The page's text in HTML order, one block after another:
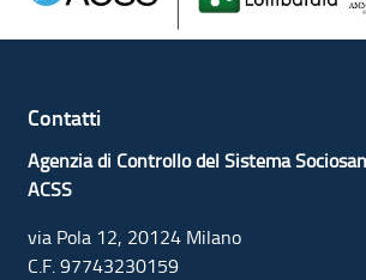
Contatti
Agenzia di Controllo del Sistema
ACSS
via Pola 12, 20124 Milano
C.F. 97743230159